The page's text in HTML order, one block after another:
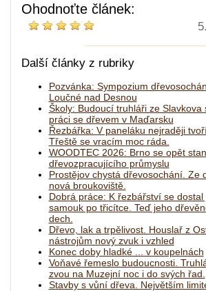
Ohodnoťte článek:
Další články z rubriky
Pozvánka: Sympozium
Loučné nad Desnou
Školy: Budoucí truhláři ze Slavkova
práci se dřevem v Maďarsku
Řezbářka: V paneláku nejraději
Třeště se vracím moc ráda.
WOODTEC 2026: Brno se opět
dřevozpracujícího průmyslu
Prostějov chystá dřevosochání. Ze
nová broukoviště.
Dobrá práce: K řezbářství se dostal
samouk po třicítce. Teď jeho
dech.
Dřevo, lak a trpělivost. Houslař z
nástrojům nový zvuk i vzhled
Konec doby hladké ... v koupelnách
Voňavé řemeslo budoucnosti.
zvou na Muzejní noc i do svých řad.
Stavby s vůní dřeva. Největším